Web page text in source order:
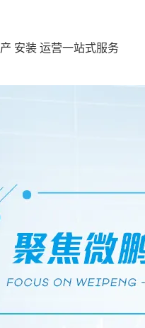
安装 运营一站式服务